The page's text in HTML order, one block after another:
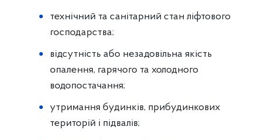
технічний та санітарний стан ліфтового
господарства;
відсутність або незадовільна якість
опалення, гарячого та холодного
водопостачання;
утримання будинків, прибудинкових
територій і підвалів;